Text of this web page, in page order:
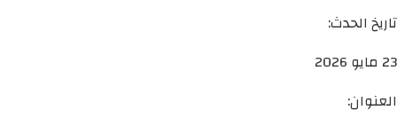
تاريخ الحدث:
23 مايو 2026
العنوان: